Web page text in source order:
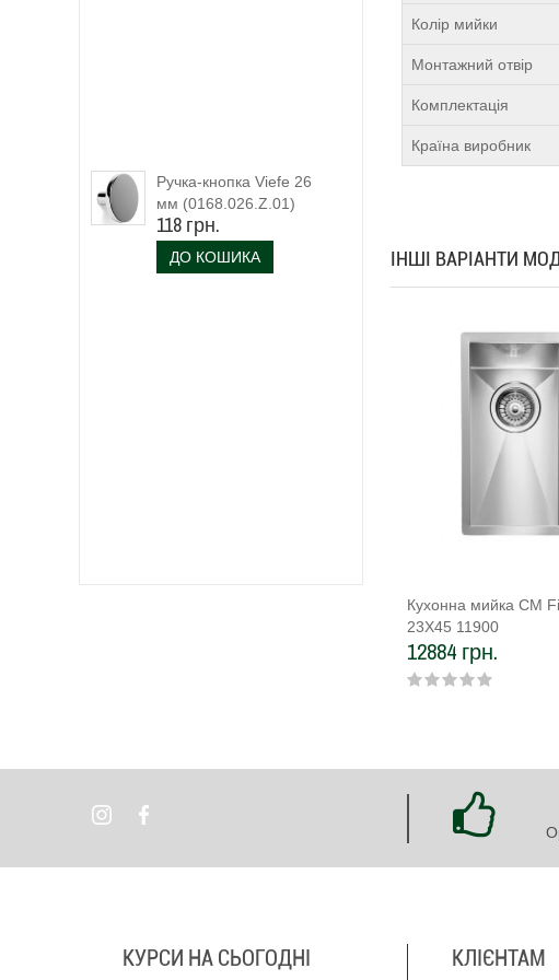
Ручка-кнопка Viefe 26
мм (0168.026.Z.01)
118 грн.
ДО КОШИКА
Колір мийки
Монтажний отвір
Комплектація
Країна виробник
ІНШІ ВАРІАНТИ
Кухонна мийка CM
23Х45 11900
12884 грн.
КУРСИ НА СЬОГОДНІ КЛІЄНТАМ